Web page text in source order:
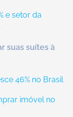
e setor da
suas suítes à
46% no Brasil
imóvel no